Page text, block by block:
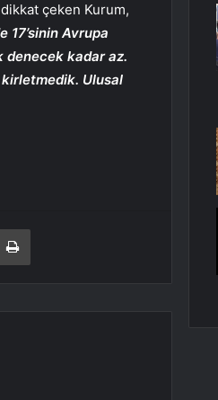
çeken Kurum,
17’sinin Avrupa
denecek kadar az.
kirletmedik. Ulusal
ile paylaş Yazdır